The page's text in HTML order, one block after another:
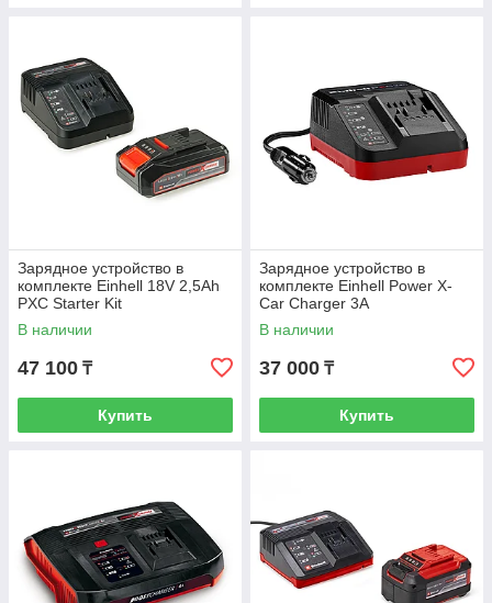
Зарядное устройство в
комплекте Einhell 18V 2,5Ah
PXC Starter Kit
В наличии
47 100 ₸
Купить
Зарядное устройство в
комплекте Einhell Power X-
Car Charger 3A
В наличии
37 000 ₸
Купить